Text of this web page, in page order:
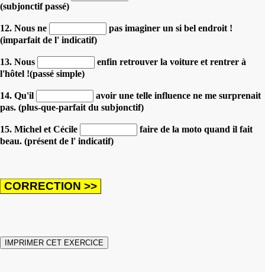
(subjonctif passé)
12. Nous ne
pas imaginer un si bel endroit !
(imparfait de l' indicatif)
13. Nous
enfin retrouver la voiture et rentrer à
l'hôtel !(passé simple)
14. Qu'il
avoir une telle influence ne me surprenait
pas. (plus-que-parfait du subjonctif)
15. Michel et Cécile
faire de la moto quand il fait
beau. (présent de l' indicatif)